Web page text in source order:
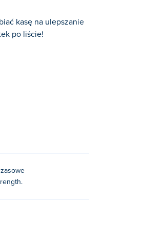
kasę na ulepszanie
po liście!